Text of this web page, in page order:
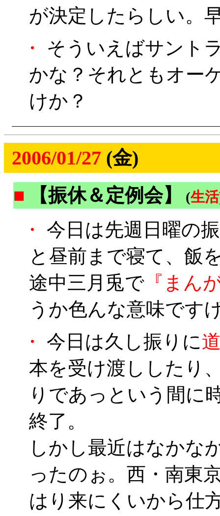
が決定したらしい。
・
そういえばサント
かな？それともオー
けか？
2006/01/27 (金)
■ 【振休＆定例会】 (生活
・
今日は先週日曜の
と昼前まで寝て、飯
途中三月兎で 『まん
うか色んな意味です
・
今日は久し振りに
本を受け渡ししたり
りであっという間に
終了。
しかし最近はなかな
ったのぉ。西・南東
はり来にくいから仕